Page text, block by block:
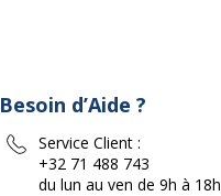
Besoin d’Aide ?
Service Client :
+32 71 488 743
du lun au ven de 9h à 18h